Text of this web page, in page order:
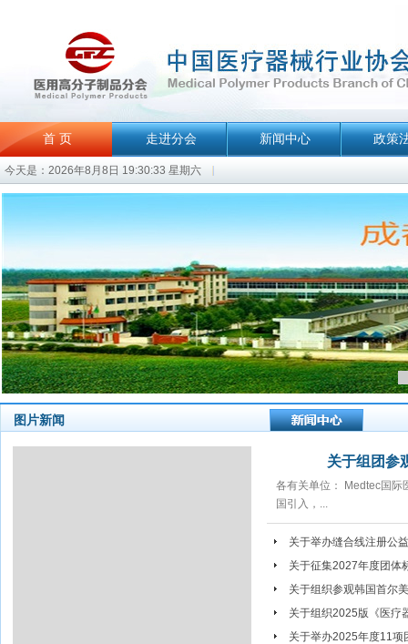
首 页
今天是：2026年8月8日 19:30:33 星期六
走进分会 新闻中心 政策
图片新闻
关于组团参
各有关单位： Medtec国际
国引入，...
关于举办缝合线注册公
关于征集2027年度团体
关于组织参观韩国首尔
关于组织2025版《医疗
关于举办2025年度11项